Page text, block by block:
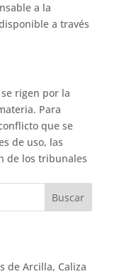
a la
a través
rigen por la
Para
que se
de uso, las
de los tribunales
Buscar
de Arcilla, Caliza